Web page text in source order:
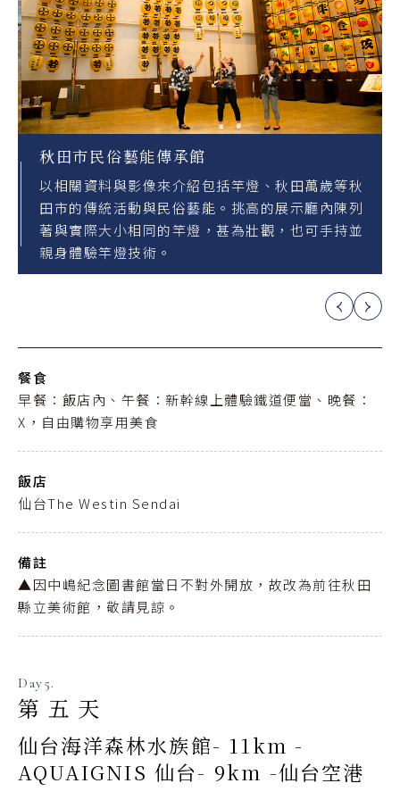
秋田市民俗藝能傳承館
以相關資料與影像來介紹包括竿燈、秋田萬歲等秋
田市的傳統活動與民俗藝能。挑高的展示廳內陳列
著與實際大小相同的竿燈，甚為壯觀，也可手持並
親身體驗竿燈技術。
餐食
早餐：飯店內、午餐：新幹線上體驗鐵道便當、晚餐：
X，自由購物享用美食
飯店
仙台The Westin Sendai
備註
▲因中嶋紀念圖書館當日不對外開放，故改為前往秋田
縣立美術館，敬請見諒。
Day5.
第五天
仙台海洋森林水族館- 11km -
AQUAIGNIS 仙台- 9km -仙台空港